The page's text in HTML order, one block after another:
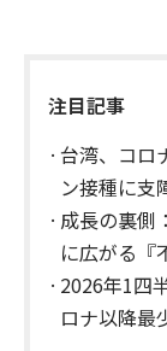
注目記事
台湾、コロ
ン接種に支
成長の裏側
に広がる『
2026年1四
ロナ以降最